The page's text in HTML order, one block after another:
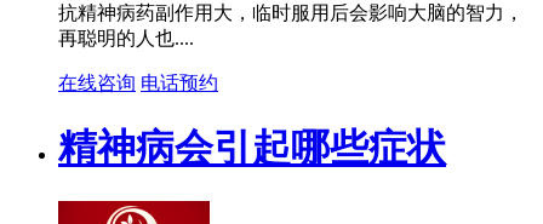
抗精神病药副作用大，临时服用后会影响大脑的智力，
再聪明的人也....
在线咨询 电话预约
精神病会引起哪些症状